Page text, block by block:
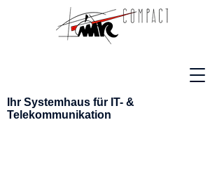
Ihr Systemhaus für IT- &
Telekommunikation